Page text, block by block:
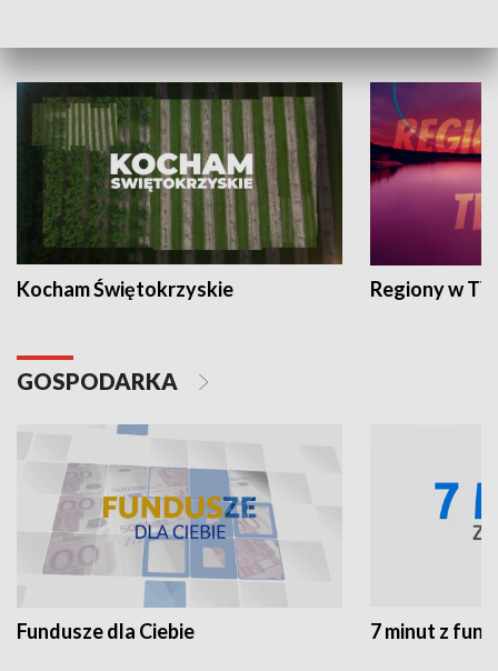
Kocham Świętokrzyskie Regiony w
GOSPODARKA
Fundusze dla Ciebie 7 minut z